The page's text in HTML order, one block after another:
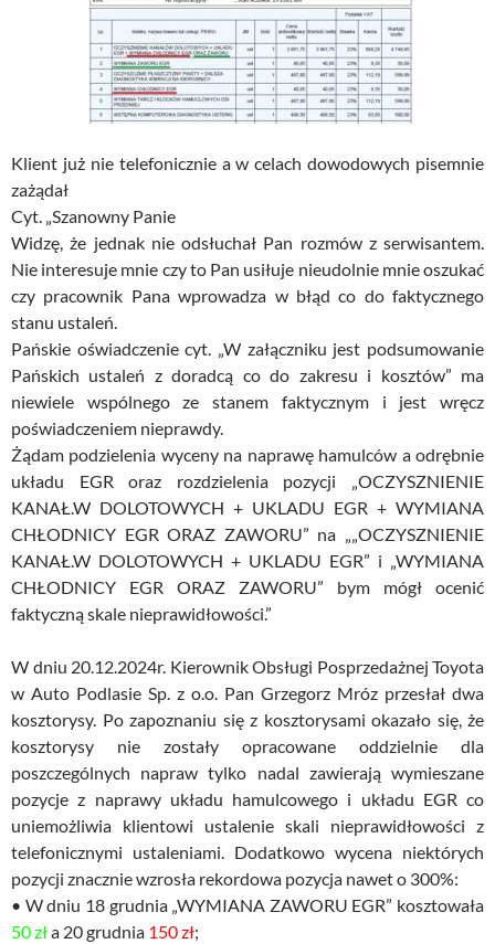
Klient już nie telefonicznie a w celach dowodowych pisemnie
zażądał
Cyt. „Szanowny Panie
Widzę, że jednak nie odsłuchał Pan rozmów z serwisantem.
Nie interesuje mnie czy to Pan usiłuje nieudolnie mnie oszukać
czy pracownik Pana wprowadza w błąd co do faktycznego
stanu ustaleń.
Pańskie oświadczenie cyt. „W załączniku jest podsumowanie
Pańskich ustaleń z doradcą co do zakresu i kosztów” ma
niewiele wspólnego ze stanem faktycznym i jest wręcz
poświadczeniem nieprawdy.
Żądam podzielenia wyceny na naprawę hamulców a odrębnie
układu EGR oraz rozdzielenia pozycji „OCZYSZNIENIE
KANAŁ.W DOLOTOWYCH + UKLADU EGR + WYMIANA
CHŁODNICY EGR ORAZ ZAWORU” na „„OCZYSZNIENIE
KANAŁ.W DOLOTOWYCH + UKLADU EGR” i „WYMIANA
CHŁODNICY EGR ORAZ ZAWORU” bym mógł ocenić
faktyczną skale nieprawidłowości.”
W dniu 20.12.2024r. Kierownik Obsługi Posprzedażnej Toyota
w Auto Podlasie Sp. z o.o. Pan Grzegorz Mróz przesłał dwa
kosztorysy. Po zapoznaniu się z kosztorysami okazało się, że
kosztorysy nie zostały opracowane oddzielnie dla
poszczególnych napraw tylko nadal zawierają wymieszane
pozycje z naprawy układu hamulcowego i układu EGR co
uniemożliwia klientowi ustalenie skali nieprawidłowości z
telefonicznymi ustaleniami. Dodatkowo wycena niektórych
pozycji znacznie wzrosła rekordowa pozycja nawet o 300%:
• W dniu 18 grudnia „WYMIANA ZAWORU EGR” kosztowała
50 zła 20 grudnia 150 zł;